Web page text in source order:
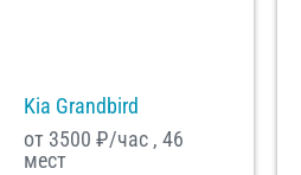
Kia Grandbird
от 3500 ₽/час , 46
мест